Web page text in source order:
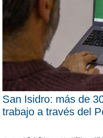
San Isidro: más de
trabajo a través del